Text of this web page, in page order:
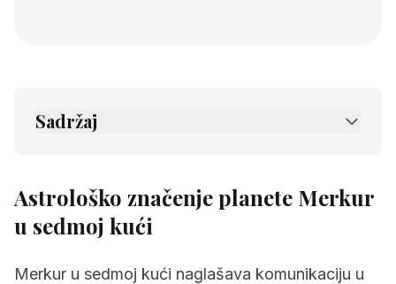
Sadržaj
2. Povezane stranice
Astrološko značenje planete Merkur
u sedmoj kući
Merkur u sedmoj kući naglašava komunikaciju u